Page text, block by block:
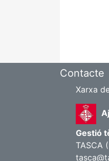
Contacte
Xarxa
Gestió
TASCA